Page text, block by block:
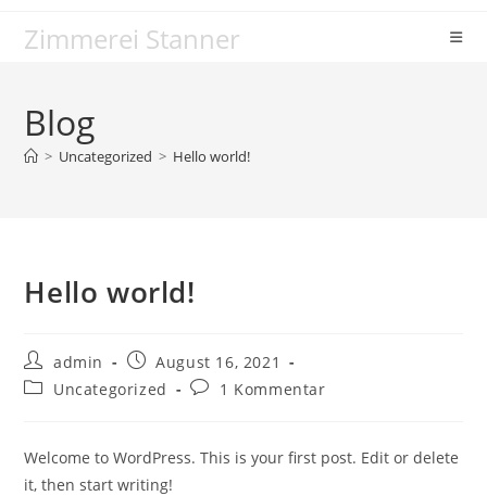
InhaltZimmerei Stanner
Blog
> Uncategorized > Hello world!
Hello world!
Beitrags-
Autor:
admin
Beitrag
veröffentlicht:
August 16, 2021
Beitrags-
Uncategorized
Beitrags-
1 Kommentar
Welcome to WordPress. This is your first post. Edit or delete
it, then start writing!